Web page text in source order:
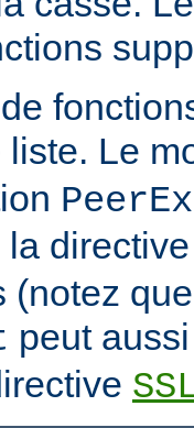
liste. Le
la
(notez
peut